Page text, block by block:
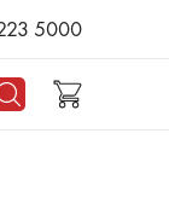
5000